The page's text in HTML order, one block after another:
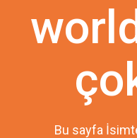
Bu sayfa